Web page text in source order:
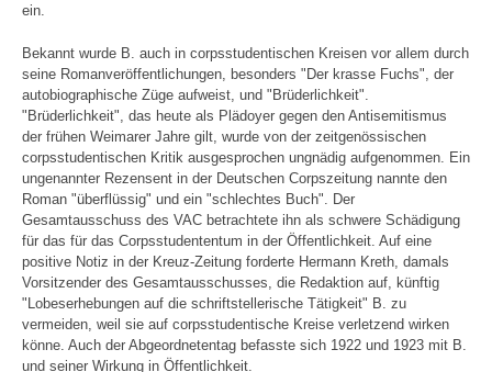
ein.
Bekannt wurde B. auch in corpsstudentischen Kreisen vor allem durch
seine Romanveröffentlichungen, besonders "Der krasse Fuchs", der
autobiographische Züge aufweist, und "Brüderlichkeit".
"Brüderlichkeit", das heute als Plädoyer gegen den Antisemitismus
der frühen Weimarer Jahre gilt, wurde von der zeitgenössischen
corpsstudentischen Kritik ausgesprochen ungnädig aufgenommen. Ein
ungenannter Rezensent in der Deutschen Corpszeitung nannte den
Roman "überflüssig" und ein "schlechtes Buch". Der
Gesamtausschuss des VAC betrachtete ihn als schwere Schädigung
für das für das Corpsstudententum in der Öffentlichkeit. Auf eine
positive Notiz in der Kreuz-Zeitung forderte Hermann Kreth, damals
Vorsitzender des Gesamtausschusses, die Redaktion auf, künftig
"Lobeserhebungen auf die schriftstellerische Tätigkeit" B. zu
vermeiden, weil sie auf corpsstudentische Kreise verletzend wirken
könne. Auch der Abgeordnetentag befasste sich 1922 und 1923 mit B.
und seiner Wirkung in Öffentlichkeit.